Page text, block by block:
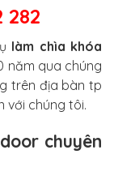
282
làm chìa khóa
năm qua chúng
trên địa bàn tp
với chúng tôi.
chuyên